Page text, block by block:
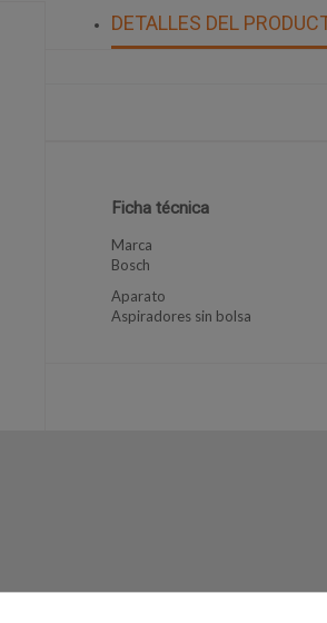
DETALLES DEL
Ficha técnica
Marca
Bosch
Aparato
Aspiradores sin bolsa